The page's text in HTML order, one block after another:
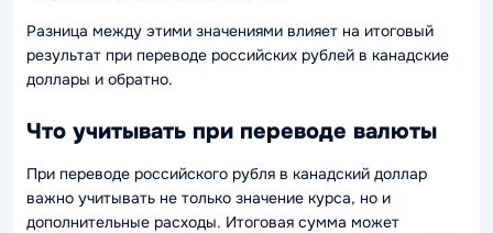
Разница между этими значениями влияет на итоговый
результат при переводе российских рублей в канадские
доллары и обратно.
Что учитывать при переводе валюты
При переводе российского рубля в канадский доллар
важно учитывать не только значение курса, но и
дополнительные расходы. Итоговая сумма может